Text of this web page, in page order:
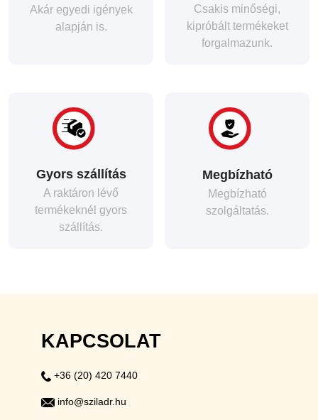
Akár egyedi igények
alapján is.
Csakis minőségi,
kipróbált termékeket
forgalmazunk.
Gyors szállítás
A raktáron lévő
termékeknél gyors
szállítás.
Megbízható
Megbízható
szolgáltatás.
KAPCSOLAT
+36 (20) 420 7440
info@sziladr.hu